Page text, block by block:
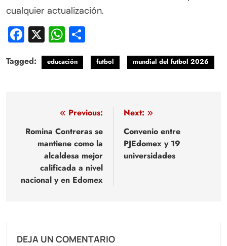
cualquier actualización.
Facebook
X WhatsApp
Tagged: educación futbol mundial del futbol 2026
Navegación
de
entradas
Previous:
Romina Contreras se
mantiene como la
alcaldesa mejor
calificada a nivel
nacional y en Edomex
Next:
Convenio entre
PJEdomex y 19
universidades
DEJA UN COMENTARIO